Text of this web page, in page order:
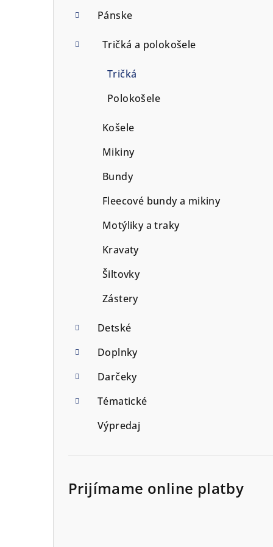
Pánske
Tričká a polokošele
Tričká
Polokošele
Košele
Mikiny
Bundy
Fleecové bundy a mikiny
Motýliky a traky
Kravaty
Šiltovky
Zástery
Detské
Doplnky
Darčeky
Tématické
Výpredaj
Prijímame online platby